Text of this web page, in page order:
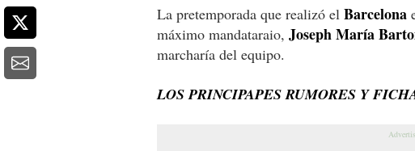
La pretemporada que realizó el Barcelona
máximo mandataraio, Joseph María
marcharía del equipo.
LOS PRINCIPAPES RUMORES Y